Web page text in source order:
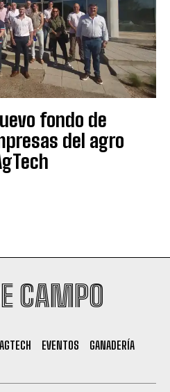
fondo de
del agro
CAMPO
AGTECH EVENTOS
GANADERÍA